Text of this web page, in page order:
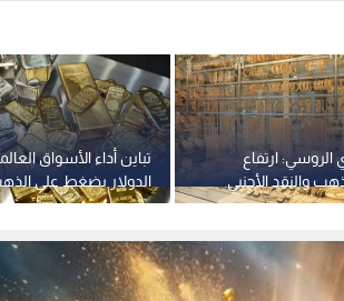
تباين أداء الأسواق
الدولار يضغط على
والفضة تغرد خارج
الروسي: ارتفاع
والنقد الأجنبي